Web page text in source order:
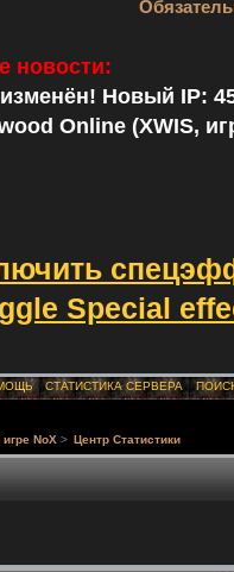
новости:
Новый IP:
Online (XWIS,
Special
СТАТИСТИКА СЕРВЕРА
NoX > Центр Статистики